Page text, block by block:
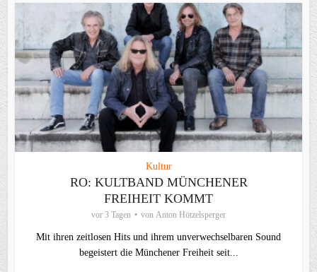
Kultur
RO: KULTBAND MÜNCHENER
FREIHEIT KOMMT
vor 3 Tagen von Anton Hötzelsperger
Mit ihren zeitlosen Hits und ihrem unverwechselbaren Sound
begeistert die Münchener Freiheit seit...